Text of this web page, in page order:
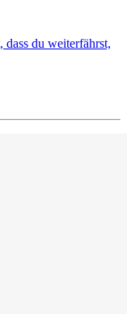
du weiterfährst,